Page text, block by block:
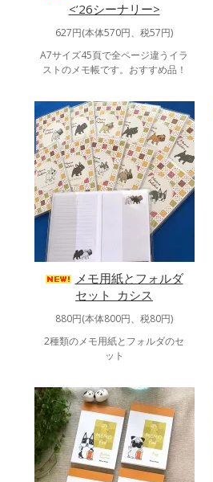
<’26シーナリー>
627円(本体570円、税57円)
A7サイズ45頁で全ページ違うイラ
ストのメモ帳です。おすすめ品！
メモ用紙とフォルダ
セット_カシス
880円(本体800円、税80円)
2種類のメモ用紙とフォルダのセ
ット